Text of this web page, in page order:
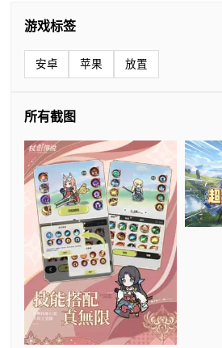
游戏标签
安卓 苹果 放置
所有截图